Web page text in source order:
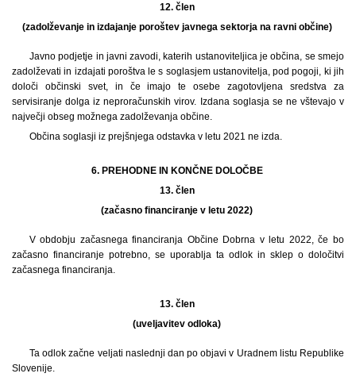
12. člen
(zadolževanje in izdajanje poroštev javnega sektorja na ravni občine)
Javno podjetje in javni zavodi, katerih ustanoviteljica je občina, se smejo
zadolževati in izdajati poroštva le s soglasjem ustanovitelja, pod pogoji, ki jih
določi občinski svet, in če imajo te osebe zagotovljena sredstva za
servisiranje dolga iz neproračunskih virov. Izdana soglasja se ne vštevajo v
največji obseg možnega zadolževanja občine.
Občina soglasji iz prejšnjega odstavka v letu 2021 ne izda.
6. PREHODNE IN KONČNE DOLOČBE
13. člen
(začasno financiranje v letu 2022)
V obdobju začasnega financiranja Občine Dobrna v letu 2022, če bo
začasno financiranje potrebno, se uporablja ta odlok in sklep o določitvi
začasnega financiranja.
13. člen
(uveljavitev odloka)
Ta odlok začne veljati naslednji dan po objavi v Uradnem listu Republike
Slovenije.